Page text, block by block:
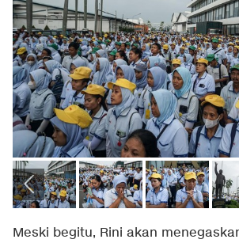
Meski begitu, Rini akan